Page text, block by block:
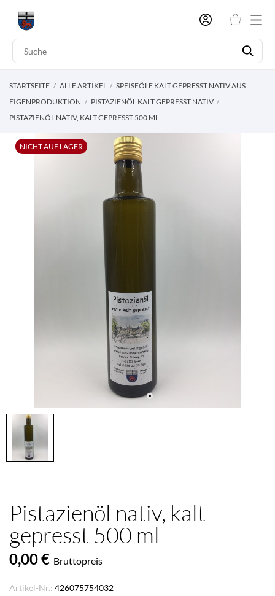
STARTSEITE ALLE ARTIKEL
SPEISEÖLE KALT GEPRESST NATIV AUS
EIGENPRODUKTION
PISTAZIENÖL KALT GEPRESST NATIV
PISTAZIENÖL NATIV, KALT GEPRESST 500 ML
NICHT AUF LAGER
Pistazienöl nativ, kalt
gepresst 500 ml
0,00 € Bruttopreis
Artikel-Nr.: 426075754032